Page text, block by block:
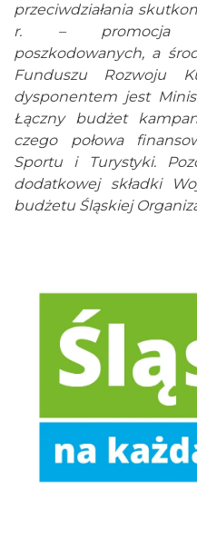
przeciwdziałania
r. – promocja
poszkodowanych, a
Funduszu Rozwoju
dysponentem jest
Łączny budżet
czego połowa
Sportu i Turystyki.
dodatkowej składki
budżetu Śląskiej